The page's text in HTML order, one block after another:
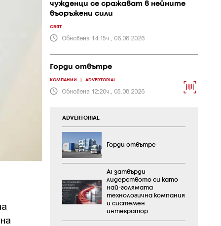
чужденци се сражават в нейните
въоръжени сили
СВЯТ
Обновена 14:15ч., 06.08.2026
Горди отвътре
КОМПАНИИ ADVERTORIAL
Обновена 12:20ч., 05.08.2026
ADVERTORIAL
Горди отвътре
А1 затвърди
лидерството си като
най-голямата
технологична компания
и системен
интегратор